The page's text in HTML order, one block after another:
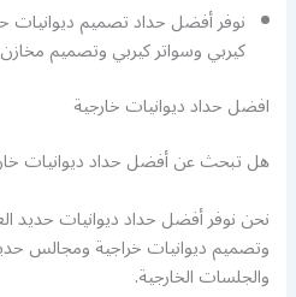
نوفر أفضل حداد تصميم
كيربي وسواتر كيربي وتصميم
افضل حداد ديوانيات خارجية
هل تبحث عن أفضل حداد ديوانيات
نحن نوفر أفضل حداد ديوانيات حديد
وتصميم ديوانيات خراجية ومجالس
والجلسات الخارجية.